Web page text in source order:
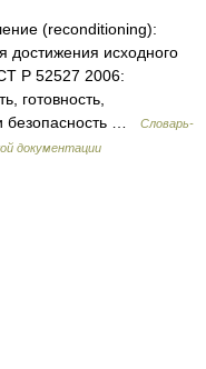
(reconditioning):
достижения исходного
Р 52527 2006:
готовность,
безопасность …
Словарь-
документации